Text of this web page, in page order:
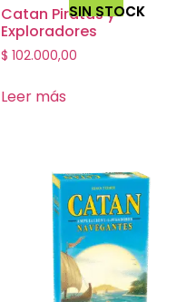
SIN STOCK
Catan Piratas y
Exploradores
$ 102.000,00
Leer más